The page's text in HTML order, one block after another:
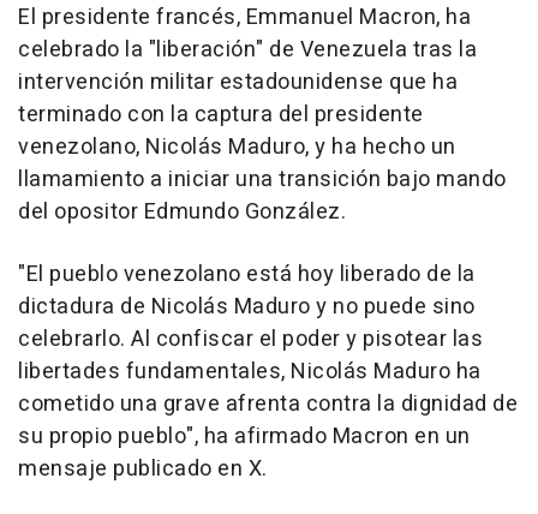
El presidente francés, Emmanuel Macron, ha
celebrado la "liberación" de Venezuela tras la
intervención militar estadounidense que ha
terminado con la captura del presidente
venezolano, Nicolás Maduro, y ha hecho un
llamamiento a iniciar una transición bajo mando
del opositor Edmundo González.
"El pueblo venezolano está hoy liberado de la
dictadura de Nicolás Maduro y no puede sino
celebrarlo. Al confiscar el poder y pisotear las
libertades fundamentales, Nicolás Maduro ha
cometido una grave afrenta contra la dignidad de
su propio pueblo", ha afirmado Macron en un
mensaje publicado en X.